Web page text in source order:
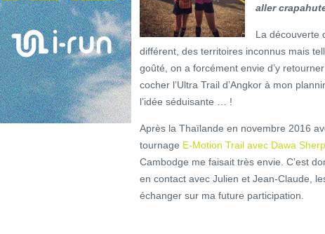
aller
La découverte
différent, des territoires inconnus mais
goûté, on a forcément envie d’y
cocher l’Ultra Trail d’Angkor à mon
l’idée séduisante … !
Après la Thaïlande en novembre 2016
tournage E-Motion Trail avec Dawa
Cambodge me faisait très envie. C’est
en contact avec Julien et Jean-Claude,
échanger sur ma future participation.